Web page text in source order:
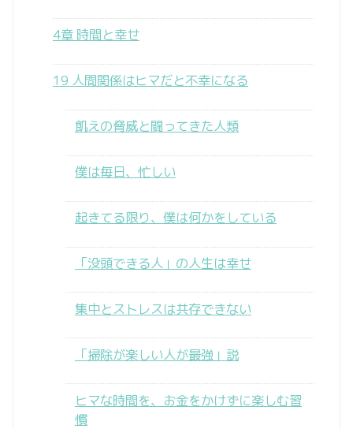
4章 時間と幸せ
19 人間関係はヒマだと不幸になる
飢えの脅威と闘ってきた人類
僕は毎日、忙しい
起きてる限り、僕は何かをしている
「没頭できる人」の人生は幸せ
集中とストレスは共存できない
「掃除が楽しい人が最強」説
ヒマな時間を、お金をかけずに楽しむ習
慣